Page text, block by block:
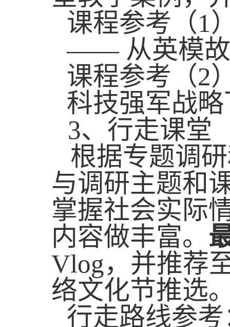
课程参考（1
—— 从英模故
课程参考（2
科技强军战
3、行走课堂
根据专题调
与调研主题和
掌握社会实际
内容做丰富。
Vlog，并推荐
络文化节推选
行走路线参